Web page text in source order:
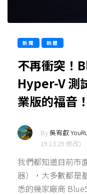
新聞 軟體
不再衝突！
Hyper-V 測
業版的福音！
By吳宥叡
19:13:29 修改)
我們都知道目前市
器），大多數都是
悉的幾家廠商